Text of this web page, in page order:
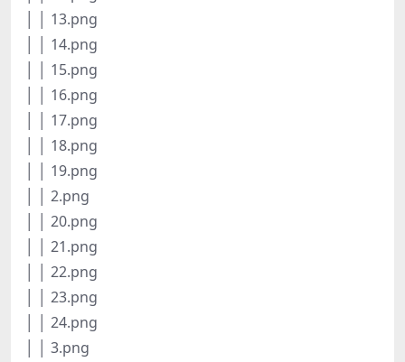
│ │ 13.png
│ │ 14.png
│ │ 15.png
│ │ 16.png
│ │ 17.png
│ │ 18.png
│ │ 19.png
│ │ 2.png
│ │ 20.png
│ │ 21.png
│ │ 22.png
│ │ 23.png
│ │ 24.png
│ │ 3.png